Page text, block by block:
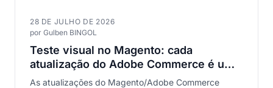
28 DE JULHO DE 2026
por Gulben BINGOL
Teste visual no Magento: cada
atualização do Adobe Commerce é um
risco para a sua vitrine
As atualizações do Magento/Adobe Commerce